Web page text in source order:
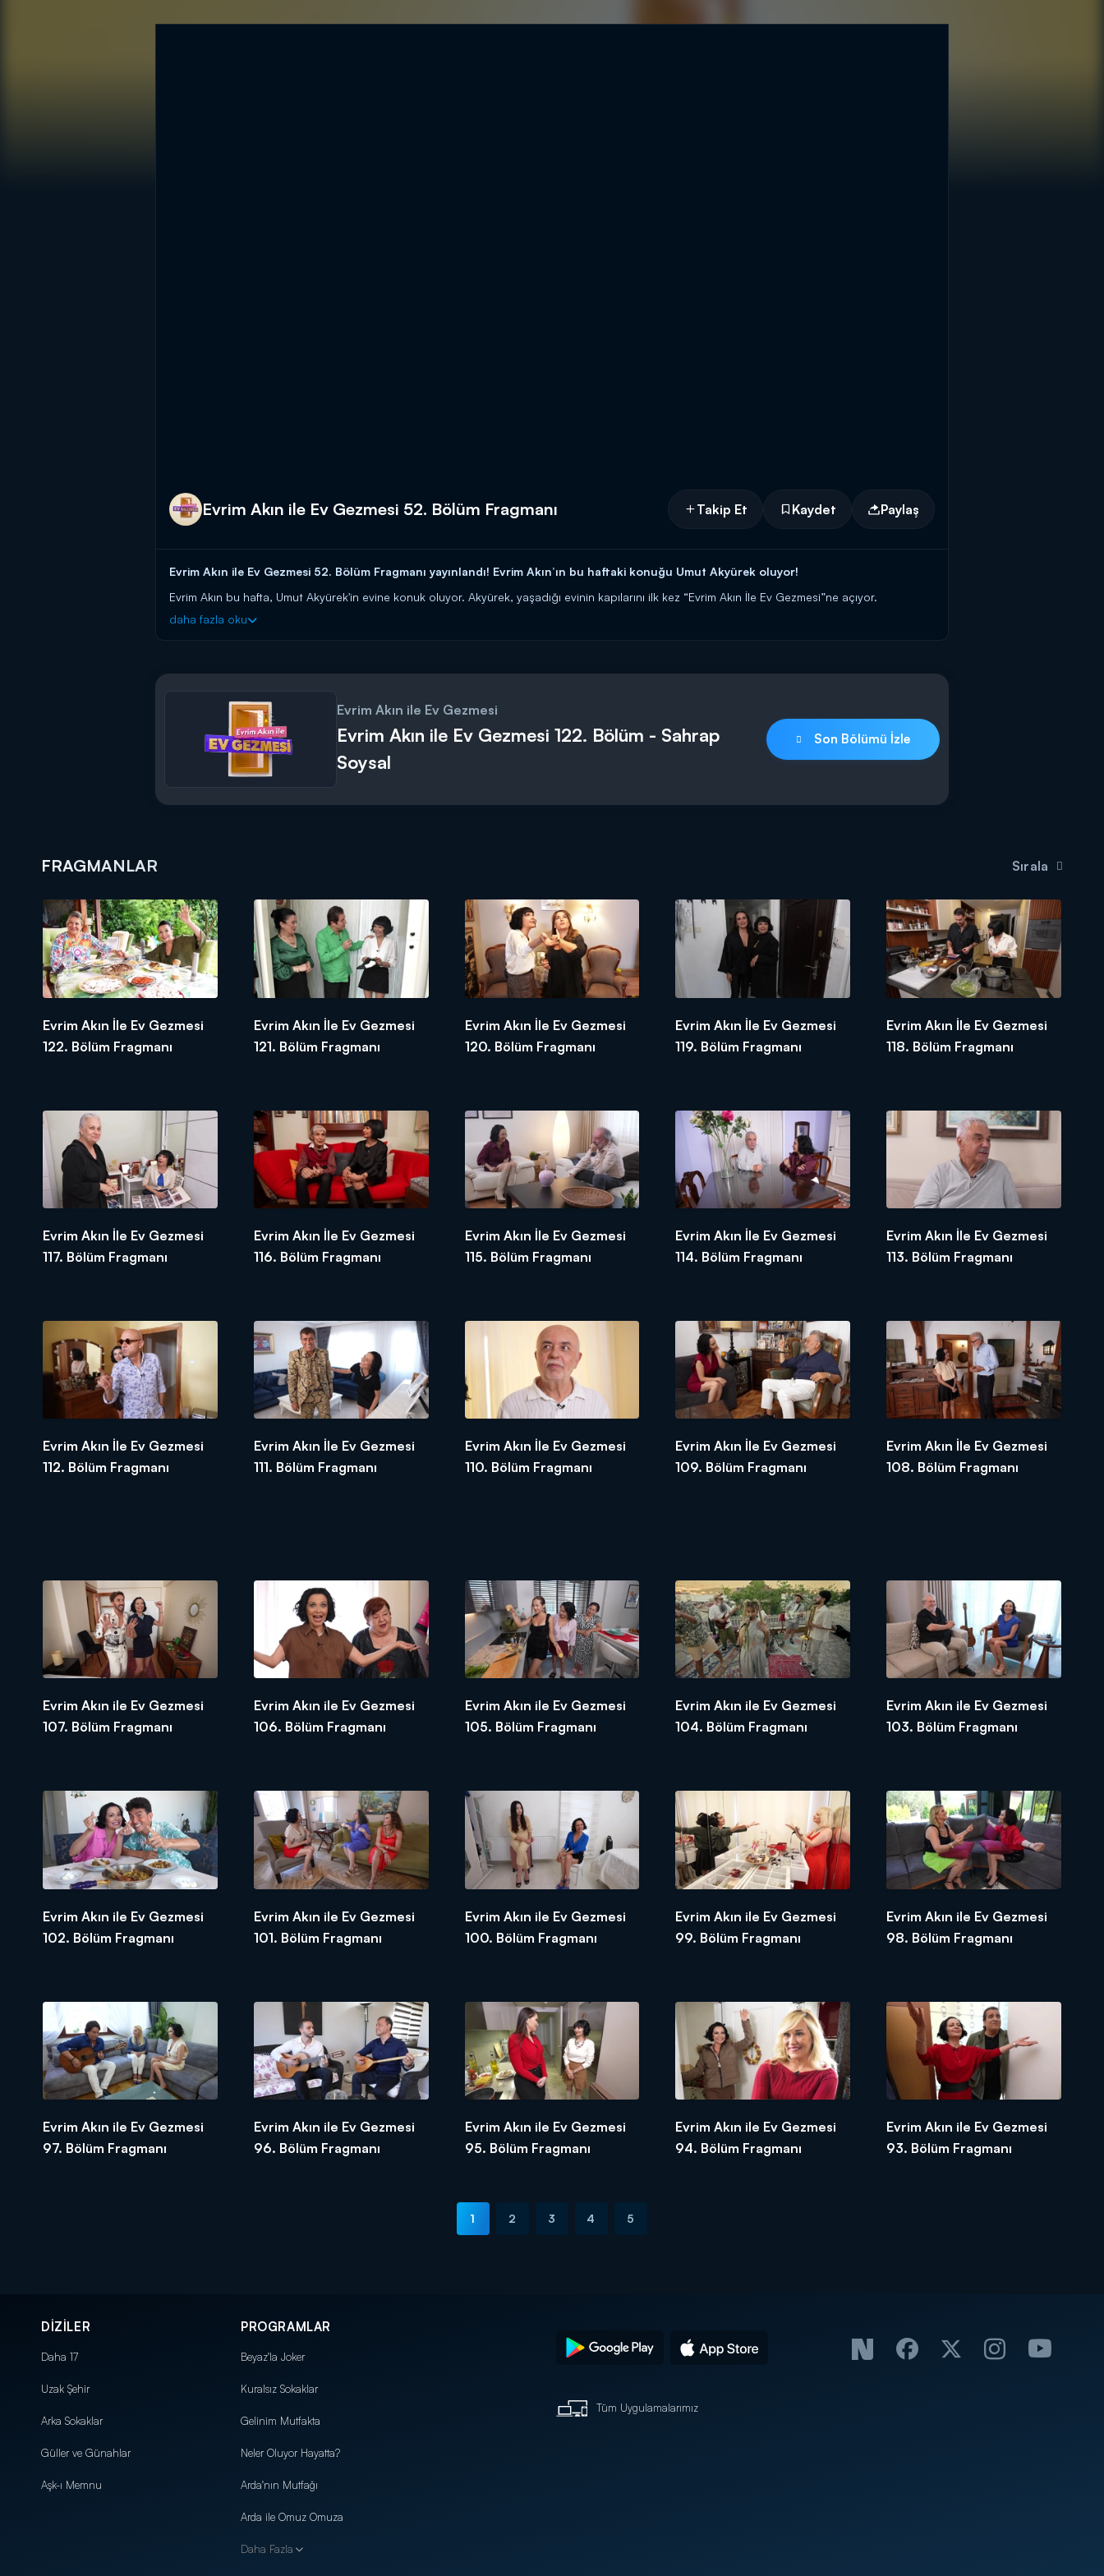
Evrim Akın ile Ev Gezmesi 52. Bölüm Fragmanı Takip Et Kaydet Paylaş
Evrim Akın ile Ev Gezmesi 52. Bölüm Fragmanı yayınlandı! Evrim Akın’ın bu haftaki konuğu Umut Akyürek oluyor!
Evrim Akın bu hafta, Umut Akyürek'in evine konuk oluyor. Akyürek, yaşadığı evinin kapılarını ilk kez “Evrim Akın İle Ev Gezmesi”ne açıyor.
daha fazla oku
Evrim Akın ile Ev Gezmesi
Evrim Akın ile Ev Gezmesi 122. Bölüm - Sahrap
Soysal
Son Bölümü İzle
FRAGMANLAR Sırala
Evrim Akın İle Ev Gezmesi
122. Bölüm Fragmanı
Evrim Akın İle Ev Gezmesi
121. Bölüm Fragmanı
Evrim Akın İle Ev Gezmesi
120. Bölüm Fragmanı
Evrim Akın İle Ev Gezmesi
119. Bölüm Fragmanı
Evrim Akın İle Ev Gezmesi
118. Bölüm Fragmanı
Evrim Akın İle Ev Gezmesi
117. Bölüm Fragmanı
Evrim Akın İle Ev Gezmesi
116. Bölüm Fragmanı
Evrim Akın İle Ev Gezmesi
115. Bölüm Fragmanı
Evrim Akın İle Ev Gezmesi
114. Bölüm Fragmanı
Evrim Akın İle Ev Gezmesi
113. Bölüm Fragmanı
Evrim Akın İle Ev Gezmesi
112. Bölüm Fragmanı
Evrim Akın İle Ev Gezmesi
111. Bölüm Fragmanı
Evrim Akın İle Ev Gezmesi
110. Bölüm Fragmanı
Evrim Akın İle Ev Gezmesi
109. Bölüm Fragmanı
Evrim Akın İle Ev Gezmesi
108. Bölüm Fragmanı
Evrim Akın ile Ev Gezmesi
107. Bölüm Fragmanı
Evrim Akın ile Ev Gezmesi
106. Bölüm Fragmanı
Evrim Akın ile Ev Gezmesi
105. Bölüm Fragmanı
Evrim Akın ile Ev Gezmesi
104. Bölüm Fragmanı
Evrim Akın ile Ev Gezmesi
103. Bölüm Fragmanı
Evrim Akın ile Ev Gezmesi
102. Bölüm Fragmanı
Evrim Akın ile Ev Gezmesi
101. Bölüm Fragmanı
Evrim Akın ile Ev Gezmesi
100. Bölüm Fragmanı
Evrim Akın ile Ev Gezmesi
99. Bölüm Fragmanı
Evrim Akın ile Ev Gezmesi
98. Bölüm Fragmanı
Evrim Akın ile Ev Gezmesi
97. Bölüm Fragmanı
Evrim Akın ile Ev Gezmesi
96. Bölüm Fragmanı
Evrim Akın ile Ev Gezmesi
95. Bölüm Fragmanı
Evrim Akın ile Ev Gezmesi
94. Bölüm Fragmanı
Evrim Akın ile Ev Gezmesi
93. Bölüm Fragmanı
1 2 3 4 5
DİZİLER
Daha 17
Uzak Şehir
Arka Sokaklar
Güller ve Günahlar
Aşk-ı Memnu
PROGRAMLAR
Beyaz'la Joker
Kuralsız Sokaklar
Gelinim Mutfakta
Neler Oluyor Hayatta?
Arda'nın Mutfağı
Arda ile Omuz Omuza
Daha Fazla
Tüm Uygulamalarımız